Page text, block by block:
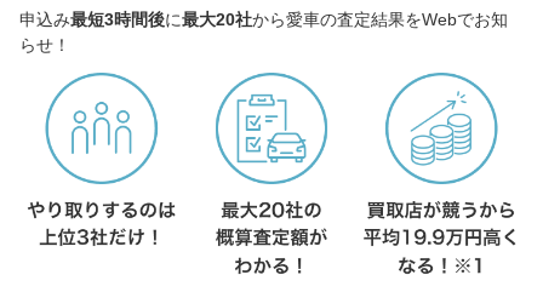
申込み最短3時間後に最大20社から愛車の査定結果をWebでお知
らせ！